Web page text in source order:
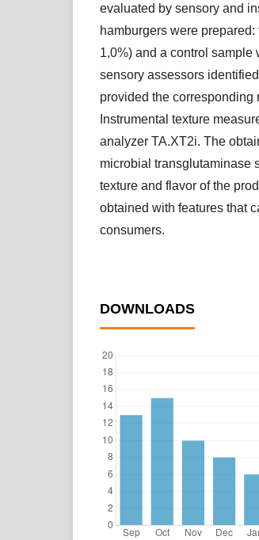
evaluated by sensory and
hamburgers were
1,0%) and a control sample
sensory assessors
provided the
Instrumental texture
analyzer TA.XT2i. The
microbial transglutaminase
texture and flavor of the
obtained with features that
consumers.
DOWNLOADS